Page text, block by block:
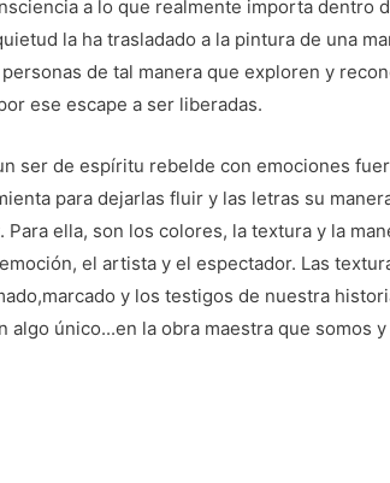
a lo que realmente importa dentro
la ha trasladado a la pintura de una
de tal manera que exploren y
ese escape a ser liberadas.
ser de espíritu rebelde con emociones
para dejarlas fluir y las letras su
ella, son los colores, la textura y la
el artista y el espectador. Las
y los testigos de nuestra
único...en la obra maestra que somos